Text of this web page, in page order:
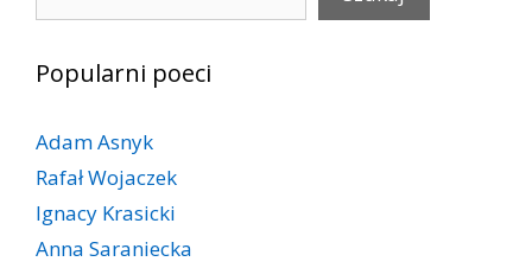
Popularni poeci
Adam Asnyk
Rafał Wojaczek
Ignacy Krasicki
Anna Saraniecka